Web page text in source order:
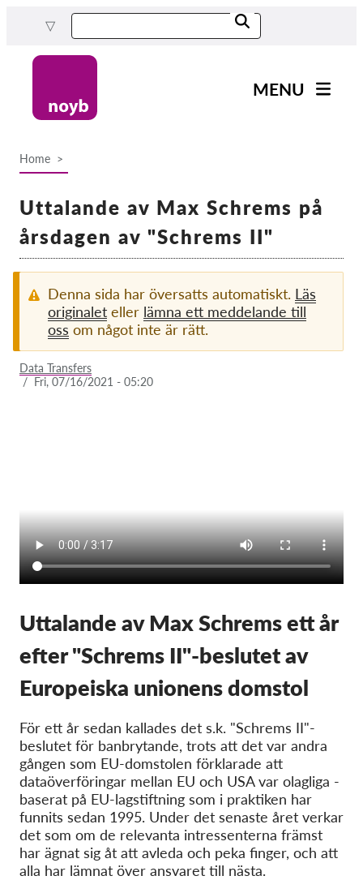
content
MENU
Projects
Exercise your rights!
About us
Annual Reports
FAQs
OnionShare
Media
Contact
GDPRhub
Home
Uttalande av Max Schrems på
årsdagen av "Schrems II"
Denna sida har översatts automatiskt. Läs
originalet eller lämna ett meddelande till
oss om något inte är rätt.
Data Transfers
/ Fri, 07/16/2021 - 05:20
Uttalande av Max Schrems ett år
efter "Schrems II"-beslutet av
Europeiska unionens domstol
För ett år sedan kallades det s.k. "Schrems II"-
beslutet för banbrytande, trots att det var andra
gången som EU-domstolen förklarade att
dataöverföringar mellan EU och USA var olagliga -
baserat på EU-lagstiftning som i praktiken har
funnits sedan 1995. Under det senaste året verkar
det som om de relevanta intressenterna främst
har ägnat sig åt att avleda och peka finger, och att
alla har lämnat över ansvaret till nästa.